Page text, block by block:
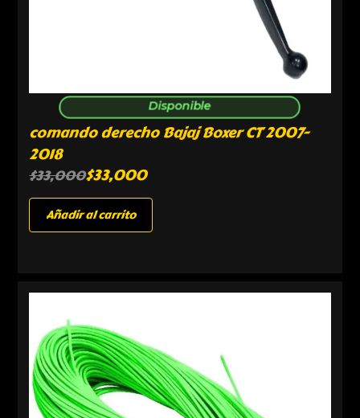
Disponible
comando derecho Bajaj Boxer CT 2007-
2018
$33,000$33,000
Añadir al carrito